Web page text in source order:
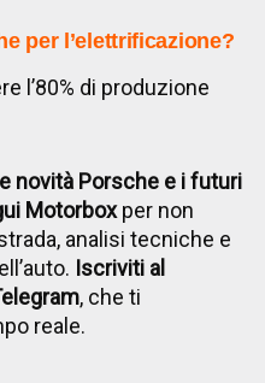
per l’elettrificazione?
l’80% di produzione
novità Porsche e i futuri
Motorboxper non
analisi tecniche e
Iscriviti al
, che ti
reale.